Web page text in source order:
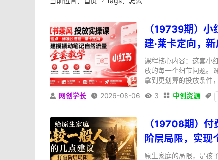
（19739期）
建·莱卡定向，
课程核心内容：这套小
放的每一个细节问题。
拿到更划算的投放条件
 网创学长  2026-08-06  3  中创资源 
（19708期）
阶层局限，实现
原生家庭的局限，是孩